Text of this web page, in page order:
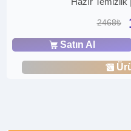
2468₺
Satın Al